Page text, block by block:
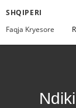
SHQIPERI
Faqja Kryesore